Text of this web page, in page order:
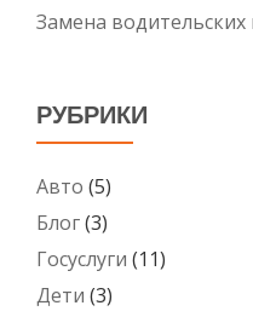
Замена
РУБРИКИ
Авто (5)
Блог(3)
Госуслуги (11)
Дети (3)